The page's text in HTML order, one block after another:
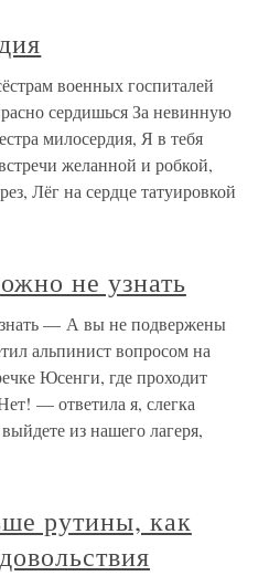
военных госпиталей
сердишься За невинную
милосердия, Я в тебя
желанной и робкой,
Лёг на сердце татуировкой
не узнать
— А вы не подвержены
альпинист вопросом на
Юсенги, где проходит
— ответила я, слегка
из нашего лагеря,
рутины, как